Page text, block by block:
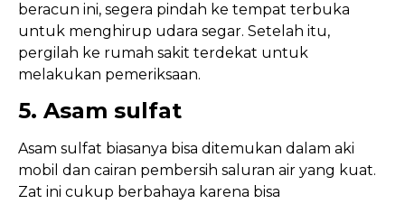
beracun ini, segera pindah ke tempat terbuka
untuk menghirup udara segar. Setelah itu,
pergilah ke rumah sakit terdekat untuk
melakukan pemeriksaan.
5. Asam sulfat
Asam sulfat biasanya bisa ditemukan dalam aki
mobil dan cairan pembersih saluran air yang kuat.
Zat ini cukup berbahaya karena bisa